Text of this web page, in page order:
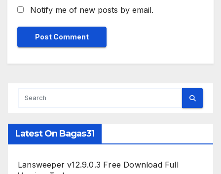
Notify me of new posts by email.
Latest On Bagas31
Lansweeper v12.9.0.3 Free Download Full